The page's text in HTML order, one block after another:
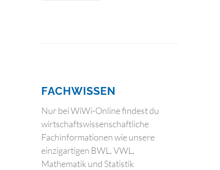
FACHWISSEN
Nur bei WiWi-Online findest du
wirtschaftswissenschaftliche
Fachinformationen wie unsere
einzigartigen BWL, VWL,
Mathematik und Statistik